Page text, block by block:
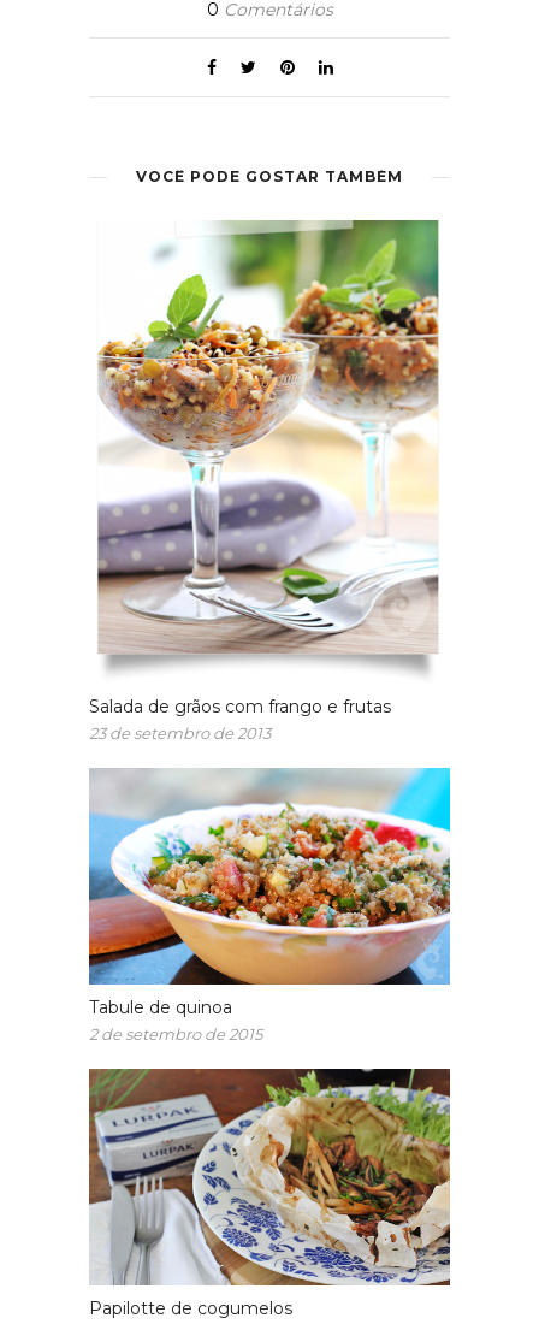
0 Comentários
VOCÊ PODE GOSTAR TAMBÉM
Salada de grãos com frango e frutas
23 de setembro de 2013
Tabule de quinoa
2 de setembro de 2015
Papilotte de cogumelos